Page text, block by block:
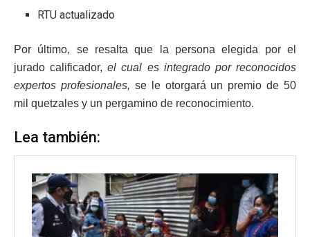
RTU actualizado
Por último, se resalta que la persona elegida por el
jurado calificador,el cual es integrado por reconocidos
expertos profesionales, se le otorgará un premio de 50
mil quetzales y un pergamino de reconocimiento.
Lea también: